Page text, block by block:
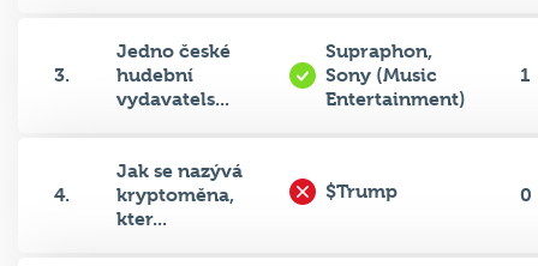
3.
Jedno české
hudební
vydavatels...
Supraphon,
Sony (Music
Entertainment)
1
4.
Jak se nazývá
kryptoměna,
kter...
$Trump 0